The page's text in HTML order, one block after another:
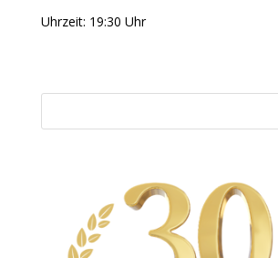
Uhrzeit: 19:30 Uhr